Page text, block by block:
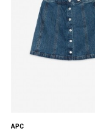
APC